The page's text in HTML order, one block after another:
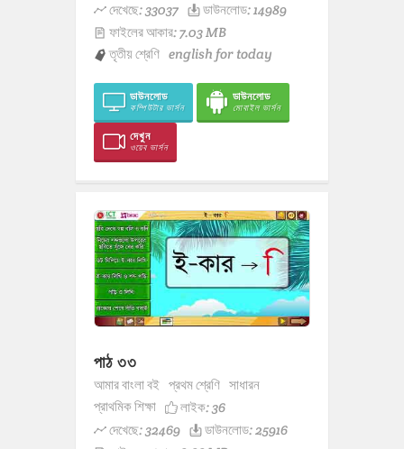
দেখেছে: 33037
ডাউনলোড: 14989
ফাইলের আকার: 7.03 MB
তৃতীয় শ্রেণি english for today
ডাউনলোড
কম্পিউটার ভার্সন
ডাউনলোড
মোবাইল ভার্সন
দেখুন
ওয়েব ভার্সন
পাঠ ৩৩
আমার বাংলা বই প্রথম শ্রেণি সাধারন
প্রাথমিক শিক্ষা
লাইক:36
দেখেছে: 32469
ডাউনলোড: 25916